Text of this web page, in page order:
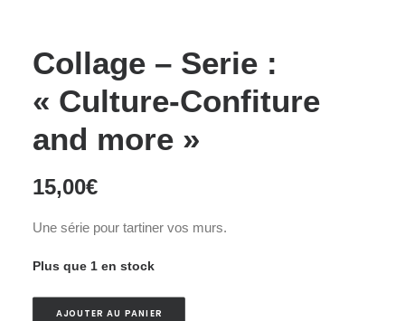
Collage – Serie :
« Culture-Confiture
and more »
15,00€
Une série pour tartiner vos murs.
Plus que 1 en stock
AJOUTER AU PANIER